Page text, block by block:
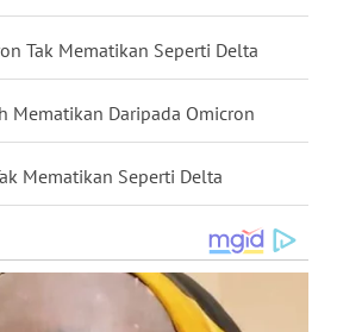
Tak Mematikan Seperti Delta
Mematikan Daripada Omicron
Mematikan Seperti Delta